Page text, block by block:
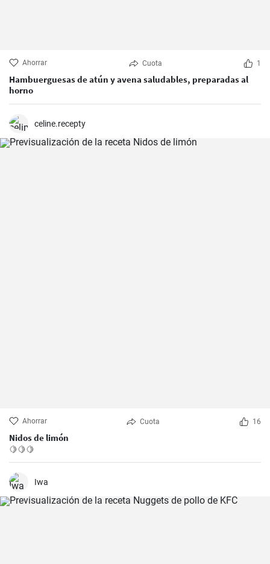
Ahorrar Cuota 1
Hambuerguesas de atún y avena saludables, preparadas al
horno
celine.recepty
Ahorrar Cuota 16
Nidos de limón
🍋🍋🍋
Iwa